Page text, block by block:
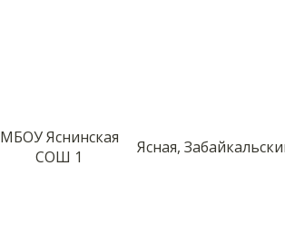
МБОУ Яснинская
СОШ 1
Ясная,